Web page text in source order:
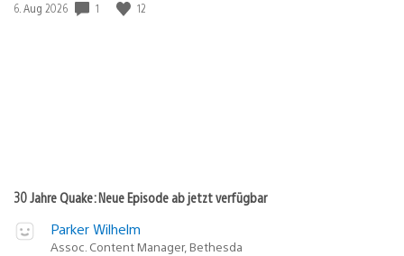
Veröffentlichungsdatum:
6. Aug 2026 1 12
30 Jahre Quake: Neue Episode ab jetzt verfügbar
Parker Wilhelm
Assoc. Content Manager, Bethesda